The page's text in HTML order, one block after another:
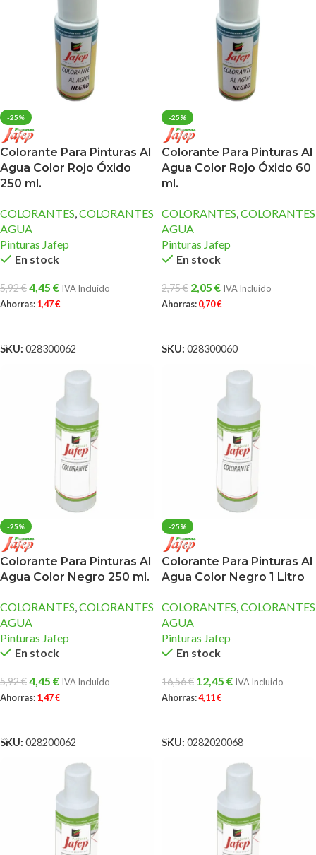
-25%
Colorante Para Pinturas Al
Agua Color Rojo Óxido
250 ml.
COLORANTES,COLORANTES
AGUA
Pinturas Jafep
En stock
5,92€4,45 € IVA Incluido
Ahorras:1,47€
SKU: 028300062
-25%
Colorante Para Pinturas Al
Agua Color Rojo Óxido 60
ml.
COLORANTES,COLORANTES
AGUA
Pinturas Jafep
En stock
2,75€ 2,05 € IVA Incluido
Ahorras:0,70€
SKU: 028300060
-25%
Colorante Para Pinturas Al
Agua Color Negro 250 ml.
COLORANTES COLORANTES
AGUA
Pinturas Jafep
En stock
5,92€4,45 € IVA Incluido
Ahorras:1,47€
SKU: 028200062
-25%
Colorante Para Pinturas Al
Agua Color Negro 1 Litro
COLORANTES COLORANTES
AGUA
Pinturas Jafep
En stock
16,56€ 12,45 € IVA Incluido
Ahorras:4,11€
SKU: 0282020068